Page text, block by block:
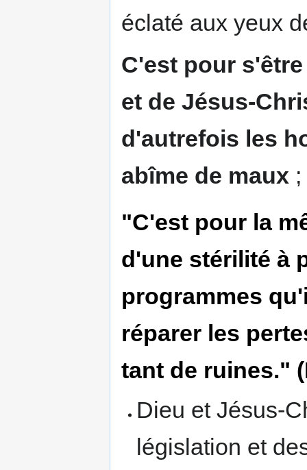
éclaté aux yeux
C'est pour
et de Jésus-
d'autrefois les
abîme de maux ;
"C'est pour la
d'une stérilité à
programmes
réparer les
tant de ruines."
Dieu et Jésus-
législation et